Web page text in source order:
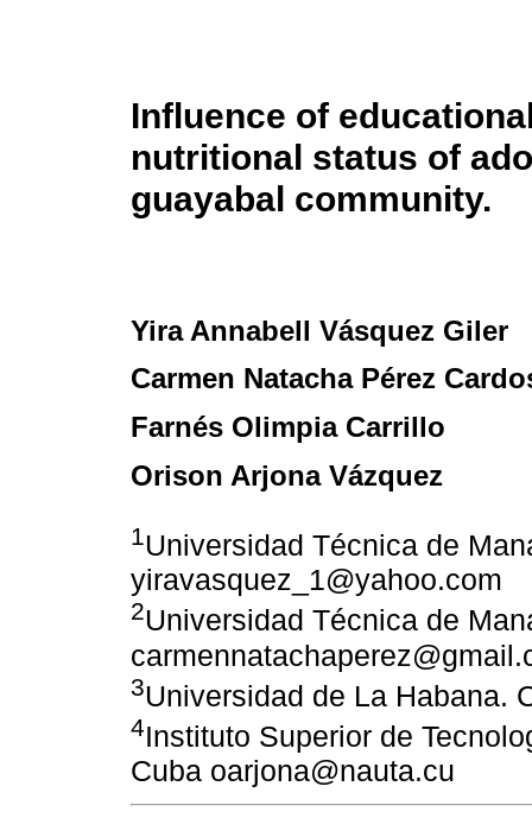
Influence of
nutritional status of
guayabal community.
Yira Annabell Vásquez Giler
Carmen Natacha Pérez
Farnés Olimpia Carrillo
Orison Arjona Vázquez
1Universidad Técnica de
yiravasquez_1@yahoo.com
2Universidad Técnica de
3Universidad de La Habana.
4Instituto Superior de
Cuba oarjona@nauta.cu